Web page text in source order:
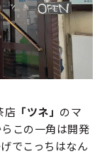
店 「ツネ」 のマ
この一角は開発
でこっちはなん